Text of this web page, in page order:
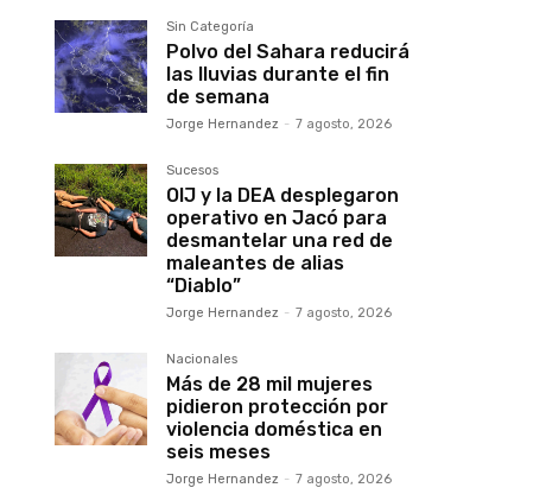
Sin Categoría
Polvo del Sahara reducirá
las lluvias durante el fin
de semana
Jorge Hernandez - 7 agosto, 2026
Sucesos
OIJ y la DEA desplegaron
operativo en Jacó para
desmantelar una red de
maleantes de alias
“Diablo”
Jorge Hernandez - 7 agosto, 2026
Nacionales
Más de 28 mil mujeres
pidieron protección por
violencia doméstica en
seis meses
Jorge Hernandez - 7 agosto, 2026